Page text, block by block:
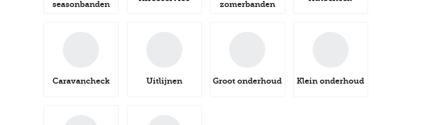
seasonbanden
zomerbanden
Caravancheck Uitlijnen Groot onderhoud Klein onderhoud